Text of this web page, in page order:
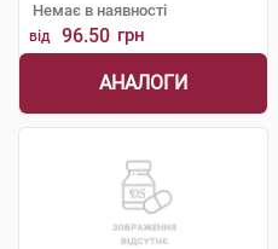
Немає в наявності
від 96.50 грн
АНАЛОГИ